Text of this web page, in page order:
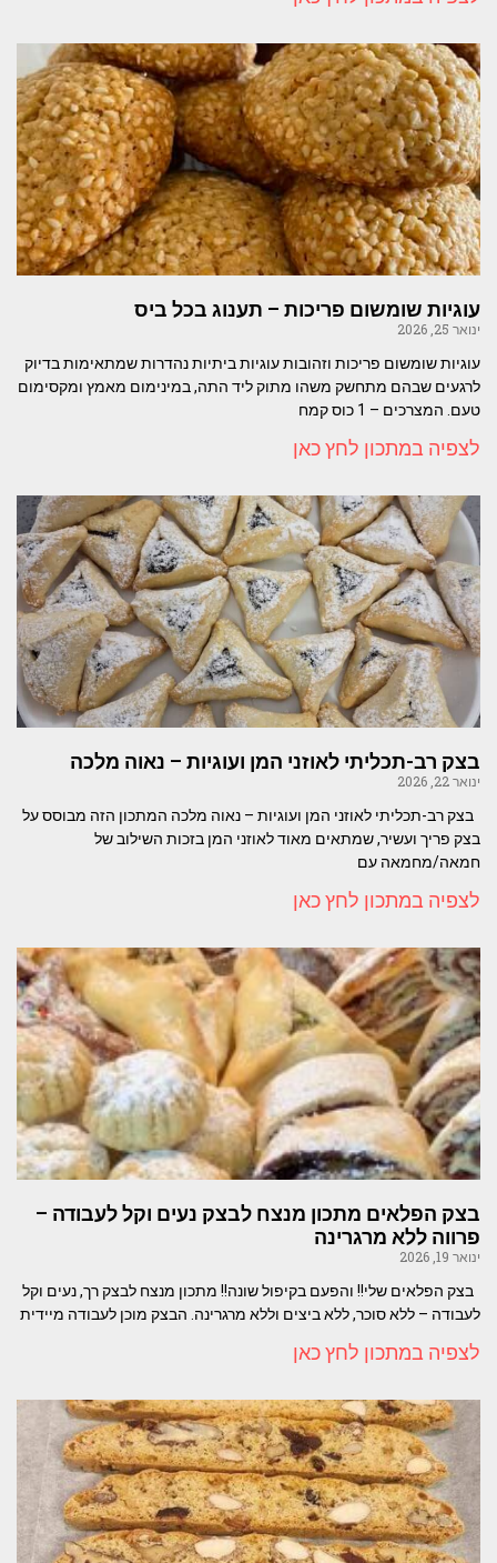
עוגיות שומשום פריכות – תענוג בכל ביס
ינואר 25, 2026
עוגיות שומשום פריכות וזהובות עוגיות ביתיות נהדרות שמתאימות בדיוק
לרגעים שבהם מתחשק משהו מתוק ליד התה, במינימום מאמץ ומקסימום
טעם. המצרכים – 1 כוס קמח
לצפיה במתכון לחץ כאן
בצק רב-תכליתי לאוזני המן ועוגיות – נאוה מלכה
ינואר 22, 2026
בצק רב-תכליתי לאוזני המן ועוגיות – נאוה מלכה המתכון הזה מבוסס על
בצק פריך ועשיר, שמתאים מאוד לאוזני המן בזכות השילוב של
חמאה/מחמאה עם
לצפיה במתכון לחץ כאן
בצק הפלאים מתכון מנצח לבצק נעים וקל לעבודה –
פרווה ללא מרגרינה
ינואר 19, 2026
בצק הפלאים שלי!! והפעם בקיפול שונה!! מתכון מנצח לבצק רך, נעים וקל
לעבודה – ללא סוכר, ללא ביצים וללא מרגרינה. הבצק מוכן לעבודה מיידית
לצפיה במתכון לחץ כאן